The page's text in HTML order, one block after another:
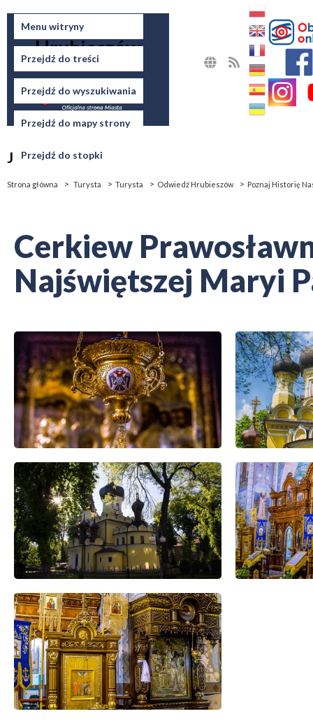
Menu witryny
Przejdź do treści
Przejdź do wyszukiwania
Przejdź do mapy strony
Przejdź do stopki
Miasto
Hrubieszów
Jesteś tutaj
Strona główna Turysta Turysta Odwiedź Hrubieszów Poznaj Historię
Cerkiew
Najświętszej Maryi